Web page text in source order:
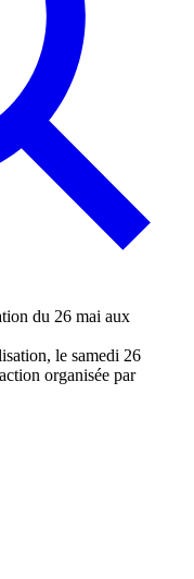
le samedi 26
organisée par